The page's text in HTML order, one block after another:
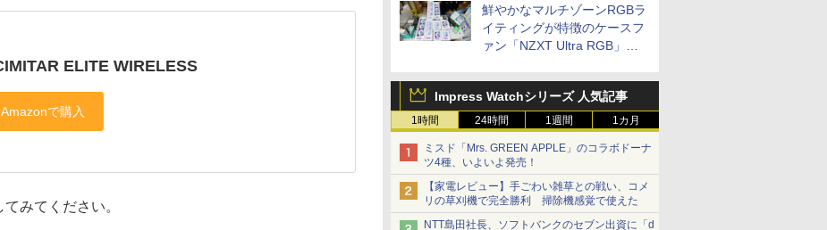
鮮やかなマルチゾーンRGBラ
イティングが特徴のケースフ
ァン「NZXT Ultra RGB」が
Impress Watchシリーズ 人気記事
1時間 24時間 1週間 1カ月
ミスド「Mrs. GREEN APPLE」のコラボドーナ
ツ4種、いよいよ発売！
【家電レビュー】手ごわい雑草との戦い、コメ
リの草刈機で完全勝利 掃除機感覚で使えた
NTT島田社長、ソフトバンクのセブン出資に「d
ELITE WIRELESS
みてください。